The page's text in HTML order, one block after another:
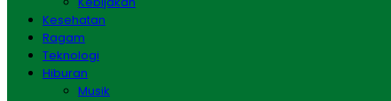
Kesehatan
Ragam
Teknologi
Hiburan
Musik